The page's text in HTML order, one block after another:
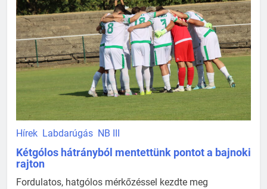
Hírek Labdarúgás NB III
Kétgólos hátrányból mentettünk pontot a bajnoki
rajton
Fordulatos, hatgólos mérkőzéssel kezdte meg